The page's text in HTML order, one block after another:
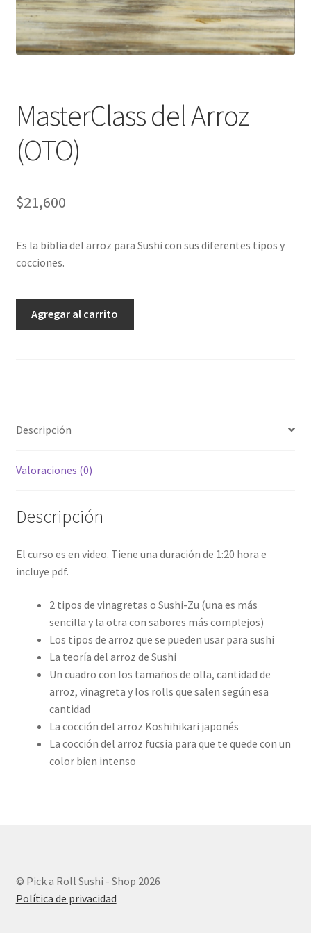
MasterClass del Arroz
(OTO)
$21,600
Es la biblia del arroz para Sushi con sus diferentes tipos y
cocciones.
Agregar al carrito
Descripción
Valoraciones (0)
Descripción
El curso es en video. Tiene una duración de 1:20 hora e
incluye pdf.
2 tipos de vinagretas o Sushi-Zu (una es más
sencilla y la otra con sabores más complejos)
Los tipos de arroz que se pueden usar para sushi
La teoría del arroz de Sushi
Un cuadro con los tamaños de olla, cantidad de
arroz, vinagreta y los rolls que salen según esa
cantidad
La cocción del arroz Koshihikari japonés
La cocción del arroz fucsia para que te quede con un
color bien intenso
© Pick a Roll Sushi - Shop 2026
Política de privacidad